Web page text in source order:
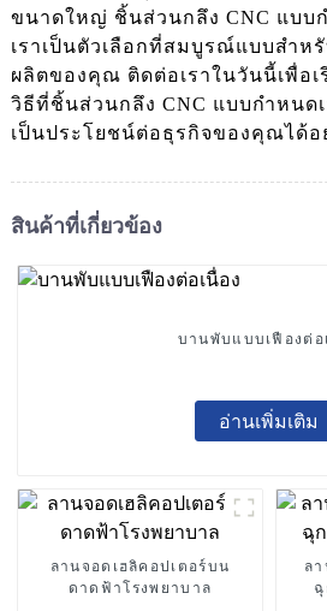
ขนาดใหญ่ ชิ้นส่วนกลึง CNC แบบก
เราเป็นตัวเลือกที่สมบูรณ์แบบสำห
ผลิตของคุณ ติดต่อเราในวันนี้เพื่อเ
วิธีที่ชิ้นส่วนกลึง CNC แบบกำหนด
เป็นประโยชน์ต่อธุรกิจของคุณได้อ
สินค้าที่เกี่ยวข้อง
บานพับแบบเฟืองต่อ
อ่านเพิ่มเติม
ลานจอดเฮลิคอปเตอร์บน
ดาดฟ้าโรงพยาบาล
ล